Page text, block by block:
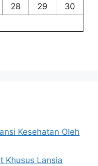
28 29
30
Kesehatan Oleh
Khusus Lansia